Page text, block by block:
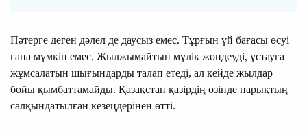
Пәтерге деген дәлел де даусыз емес. Тұрғын үй бағасы өсуі
ғана мүмкін емес. Жылжымайтын мүлік жөндеуді, ұстауға
жұмсалатын шығындарды талап етеді, ал кейде жылдар
бойы қымбаттамайды. Қазақстан қазірдің өзінде нарықтың
салқындатылған кезеңдерінен өтті.